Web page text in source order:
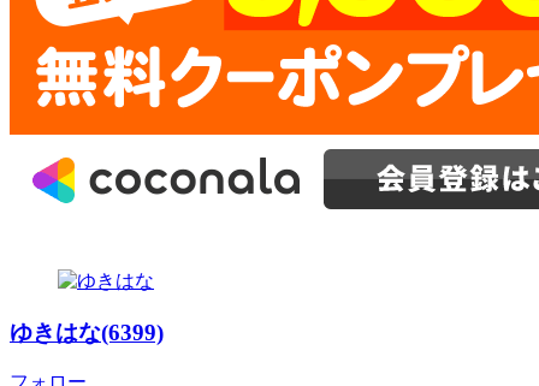
ゆきはな(6399)